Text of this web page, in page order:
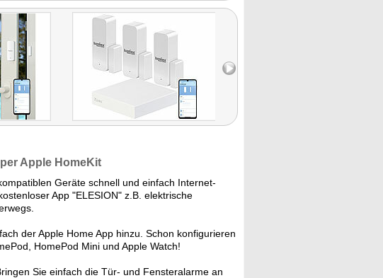
Apple HomeKit
Geräte schnell und einfach Internet-
App "ELESION" z.B. elektrische
der Apple Home App hinzu. Schon konfigurieren
HomePod Mini und Apple Watch!
Sie einfach die Tür- und Fensteralarme an